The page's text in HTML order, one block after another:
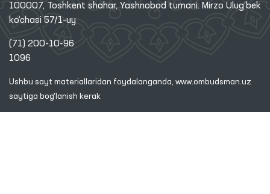
100007, Toshkent shahar, Yashnobod tumani. Mirzo Ulug‘bek
ko‘chasi 57/1-uy
(71) 200-10-96
1096
Ushbu sayt materiallaridan foydalanganda, www.ombudsman.uz
saytiga bog'lanish kerak